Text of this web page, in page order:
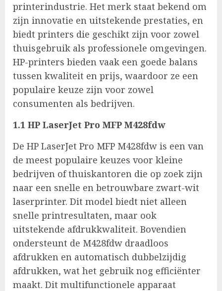
printerindustrie. Het merk staat bekend om
zijn innovatie en uitstekende prestaties, en
biedt printers die geschikt zijn voor zowel
thuisgebruik als professionele omgevingen.
HP-printers bieden vaak een goede balans
tussen kwaliteit en prijs, waardoor ze een
populaire keuze zijn voor zowel
consumenten als bedrijven.
1.1 HP LaserJet Pro MFP M428fdw
De HP LaserJet Pro MFP M428fdw is een van
de meest populaire keuzes voor kleine
bedrijven of thuiskantoren die op zoek zijn
naar een snelle en betrouwbare zwart-wit
laserprinter. Dit model biedt niet alleen
snelle printresultaten, maar ook
uitstekende afdrukkwaliteit. Bovendien
ondersteunt de M428fdw draadloos
afdrukken en automatisch dubbelzijdig
afdrukken, wat het gebruik nog efficiënter
maakt. Dit multifunctionele apparaat